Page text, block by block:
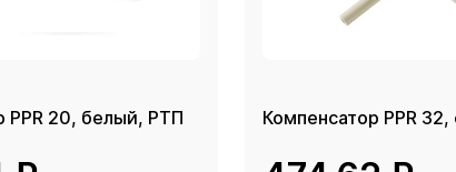
Компенсатор PPR 20, белый, РТП